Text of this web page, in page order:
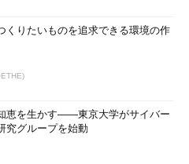
くりたいものを追求できる環境の作
恵を生かす――東京大学がサイバー
究グループを始動